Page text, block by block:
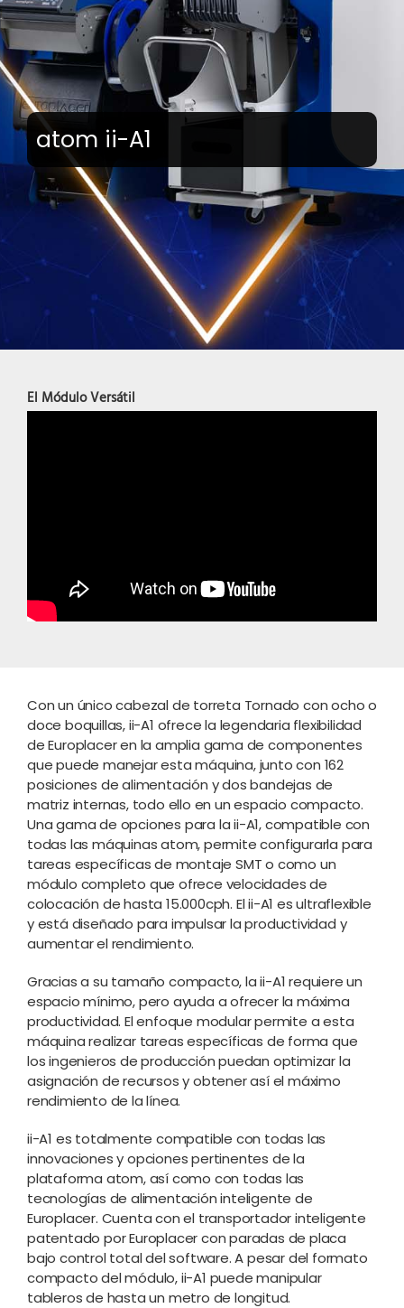
atom ii-A1
El Módulo Versátil
Toda la capacidad de la gama ii-A en un espacio compacto
Con un único cabezal de torreta Tornado con ocho o
doce boquillas, ii-A1 ofrece la legendaria flexibilidad
de Europlacer en la amplia gama de componentes
que puede manejar esta máquina, junto con 162
posiciones de alimentación y dos bandejas de
matriz internas, todo ello en un espacio compacto.
Una gama de opciones para la ii-A1, compatible con
todas las máquinas atom, permite configurarla para
tareas específicas de montaje SMT o como un
módulo completo que ofrece velocidades de
colocación de hasta 15.000cph. El ii-A1 es ultraflexible
y está diseñado para impulsar la productividad y
aumentar el rendimiento.
Gracias a su tamaño compacto, la ii-A1 requiere un
espacio mínimo, pero ayuda a ofrecer la máxima
productividad. El enfoque modular permite a esta
máquina realizar tareas específicas de forma que
los ingenieros de producción puedan optimizar la
asignación de recursos y obtener así el máximo
rendimiento de la línea.
ii-A1 es totalmente compatible con todas las
innovaciones y opciones pertinentes de la
plataforma atom, así como con todas las
tecnologías de alimentación inteligente de
Europlacer. Cuenta con el transportador inteligente
patentado por Europlacer con paradas de placa
bajo control total del software. A pesar del formato
compacto del módulo, ii-A1 puede manipular
tableros de hasta un metro de longitud.